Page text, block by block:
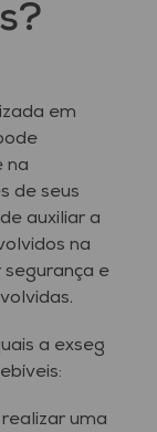
em
na
de seus
auxiliar a
na
e
a exseg
uma